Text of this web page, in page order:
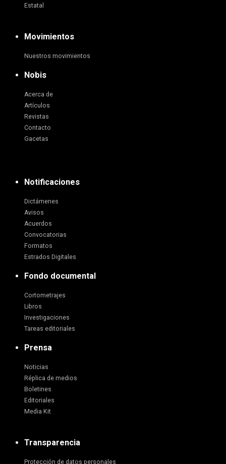
Estatal
Movimientos
Nuestros movimientos
Nobis
Acerca de
Artículos
Revistas
Contacto
Gacetas
Notificaciones
Dictámenes
Avisos
Acuerdos
Convocatorias
Formatos
Estrados Digitales
Fondo documental
Cortometrajes
Libros
Investigaciones
Tareas editoriales
Prensa
Noticias
Réplica de medios
Boletines
Editoriales
Media Kit
Transparencia
Protección de datos personales